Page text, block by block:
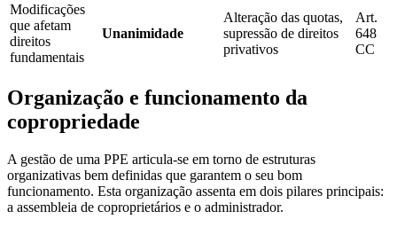
Modificações
que afetam
direitos
fundamentais
Unanimidade
Alteração das quotas,
supressão de direitos
privativos
Art.
648
CC
Organização e funcionamento da
copropriedade
A gestão de uma PPE articula-se em torno de estruturas
organizativas bem definidas que garantem o seu bom
funcionamento. Esta organização assenta em dois pilares principais:
a assembleia de coproprietários e o administrador.